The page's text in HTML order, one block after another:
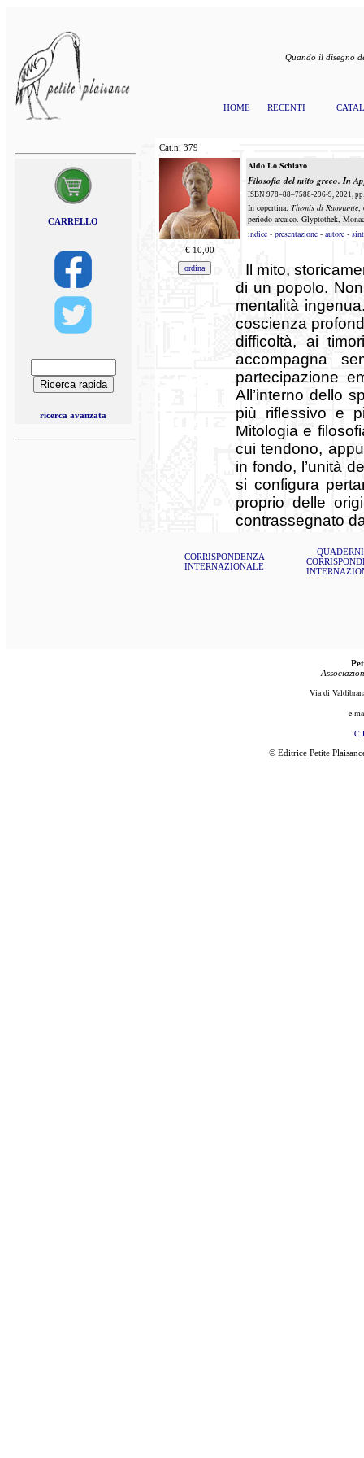
Quando il disegno
HOME RECENTI
CARRELLO
ricerca avanzata
Cat.n. 379
Aldo Lo Schiavo
Filosofia del mito greco.In
ISBN 978–88–7588-296-9, 2021,
In copertina: Themis di Ramnunte,
periodo arcaico. Glyptothek,
indice - presentazione - autore -
€ 10,00
Il mito,
di un popolo.
mentalità
coscienza
difficoltà, ai
accompagna
partecipazione
All’interno dello
più riflessivo e
Mitologia e
cui tendono,
in fondo, l’unità
si configura
proprio delle
contrassegnato
CORRISPONDENZA
INTERNAZIONALE
Via di
e-
© Editrice Petite